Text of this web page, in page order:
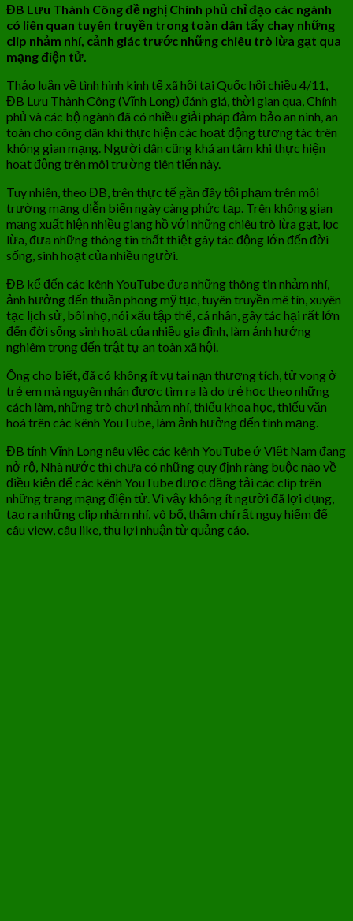
ĐB Lưu Thành Công đề nghị Chính phủ chỉ đạo các ngành
có liên quan tuyên truyền trong toàn dân tẩy chay những
clip nhảm nhí, cảnh giác trước những chiêu trò lừa gạt qua
mạng điện tử.
Thảo luận về tình hình kinh tế xã hội tại Quốc hội chiều 4/11,
ĐB Lưu Thành Công (Vĩnh Long) đánh giá, thời gian qua, Chính
phủ và các bộ ngành đã có nhiều giải pháp đảm bảo an ninh, an
toàn cho công dân khi thực hiện các hoạt động tương tác trên
không gian mạng. Người dân cũng khá an tâm khi thực hiện
hoạt động trên môi trường tiên tiến này.
Tuy nhiên, theo ĐB, trên thực tế gần đây tội phạm trên môi
trường mạng diễn biến ngày càng phức tạp. Trên không gian
mạng xuất hiện nhiều giang hồ với những chiêu trò lừa gạt, lọc
lừa, đưa những thông tin thất thiệt gây tác động lớn đến đời
sống, sinh hoạt của nhiều người.
ĐB kể đến các kênh YouTube đưa những thông tin nhảm nhí,
ảnh hưởng đến thuần phong mỹ tục, tuyên truyền mê tín, xuyên
tạc lịch sử, bôi nhọ, nói xấu tập thể, cá nhân, gây tác hại rất lớn
đến đời sống sinh hoạt của nhiều gia đình, làm ảnh hưởng
nghiêm trọng đến trật tự an toàn xã hội.
Ông cho biết, đã có không ít vụ tai nạn thương tích, tử vong ở
trẻ em mà nguyên nhân được tìm ra là do trẻ học theo những
cách làm, những trò chơi nhảm nhí, thiếu khoa học, thiếu văn
hoá trên các kênh YouTube, làm ảnh hưởng đến tính mạng.
ĐB tỉnh Vĩnh Long nêu việc các kênh YouTube ở Việt Nam đang
nở rộ, Nhà nước thì chưa có những quy định ràng buộc nào về
điều kiện để các kênh YouTube được đăng tải các clip trên
những trang mạng điện tử. Vì vậy không ít người đã lợi dụng,
tạo ra những clip nhảm nhí, vô bổ, thậm chí rất nguy hiểm để
câu view, câu like, thu lợi nhuận từ quảng cáo.